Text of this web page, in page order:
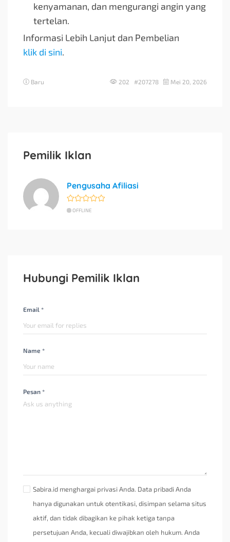
kenyamanan, dan mengurangi angin yang
tertelan.
Informasi Lebih Lanjut dan Pembelian
klik di sini.
Baru 202 #207278 Mei 20, 2026
Pemilik Iklan
Pengusaha Afiliasi
OFFLINE
Hubungi Pemilik Iklan
Email *
Name *
Pesan *
Sabira.id menghargai privasi Anda. Data pribadi Anda
hanya digunakan untuk otentikasi, disimpan selama situs
aktif, dan tidak dibagikan ke pihak ketiga tanpa
persetujuan Anda, kecuali diwajibkan oleh hukum. Anda